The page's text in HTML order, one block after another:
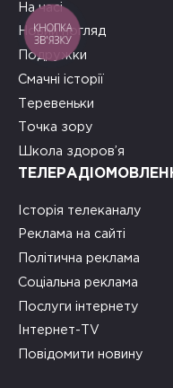
На часі
Новий погляд
Подружки
Смачні історії
Теревеньки
Точка зору
Школа здоров’я
Історія телеканалу
Реклама на сайті
Політична реклама
Соціальна реклама
Послуги інтернету
Інтернет-TV
Повідомити новину
КНОПКА
ЗВ'ЯЗКУ